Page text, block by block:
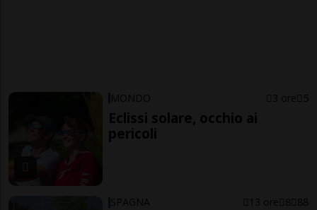
MONDO 3 ore 5
Eclissi solare, occhio ai
pericoli
SPAGNA 13 ore 8 88